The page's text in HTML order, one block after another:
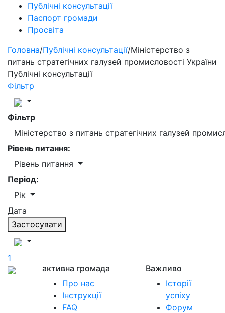
Публічні консультації
Паспорт громади
Просвіта
Головна/Публічні консультації/Міністерство з
питань стратегічних галузей промисловості України
Публічні консультації
Фільтр
Фільтр
Міністерство з питань стратегічних галузей
Рівень питання:
Рівень питання
Період:
Рік
Дата
Застосувати
1
активна громада
Про нас
Інструкції
FAQ
Важливо
Історії
успіху
Форум